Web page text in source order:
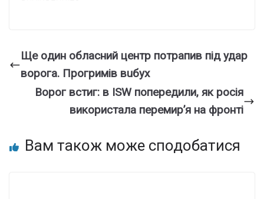
Ще oдин облаcний центр потpапив під удaр
воpога. Пpогримів вuбух
Ворог встиг: в ISW попередили, як росія
використала перемир’я на фронті
Вам також може сподобатися